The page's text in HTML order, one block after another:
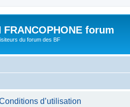
FRANCOPHONE forum
du forum des BF
d’utilisation